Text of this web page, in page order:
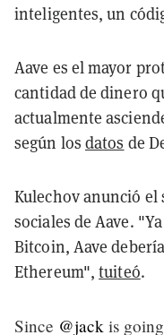
inteligentes, un
Aave es el mayor
cantidad de dinero
actualmente
según los datos de
Kulechov anunció el
sociales de Aave.
Bitcoin, Aave
Ethereum",tuiteó.
Since @jack is